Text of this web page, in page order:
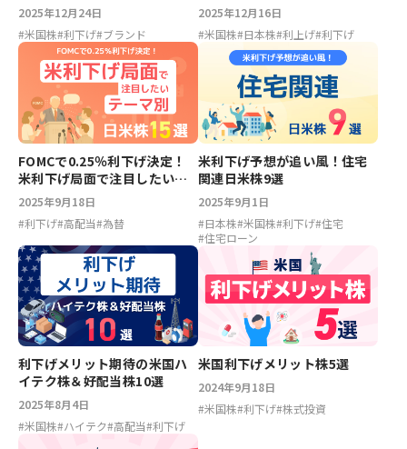
2025年12月24日
#米国株#利下げ#ブランド
2025年12月16日
#米国株#日本株#利上げ#利下げ
FOMCで0.25％利下げ決定！
米利下げ局面で注目したいテ
ーマ別日米株15選
2025年9月18日
#利下げ#高配当#為替
米利下げ予想が追い風！住宅
関連日米株9選
2025年9月1日
#日本株#米国株#利下げ#住宅
#住宅ローン
利下げメリット期待の米国ハ
イテク株＆好配当株10選
2025年8月4日
#米国株#ハイテク#高配当#利下げ
米国利下げメリット株5選
2024年9月18日
#米国株#利下げ#株式投資